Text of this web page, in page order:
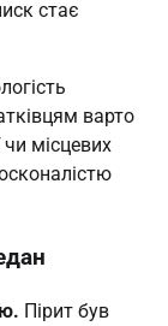
стає
варто
чи місцевих
Пірит був